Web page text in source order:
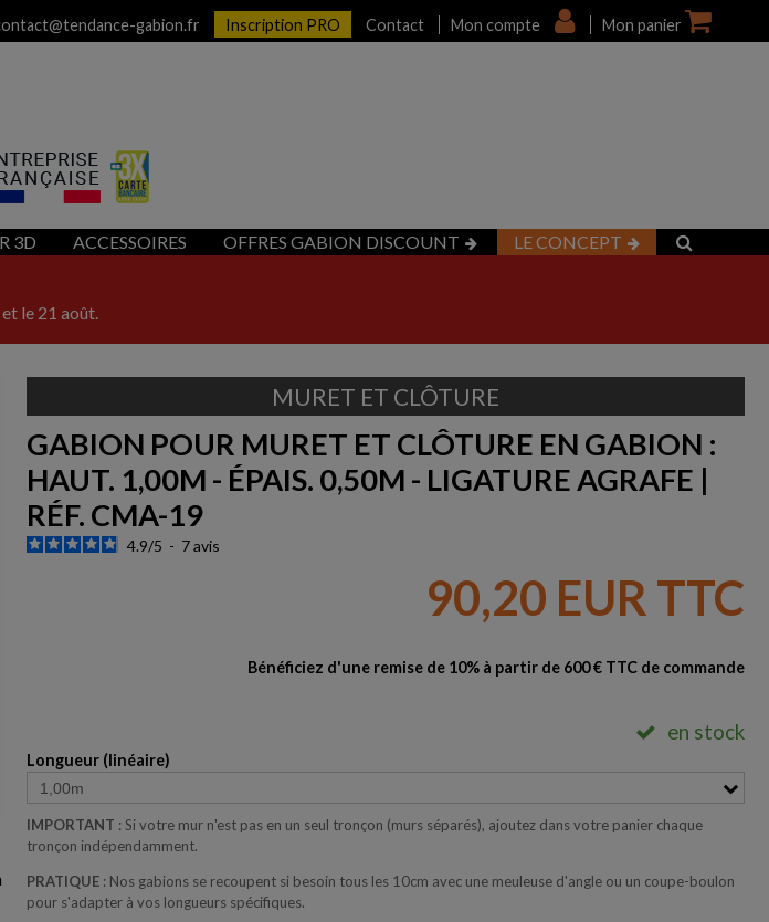
gabion.fr Inscription PRO Contact Mon compte Mon panier
3D ACCESSOIRES OFFRES GABION DISCOUNT LE CONCEPT
le 21 août.
MURET ET CLÔTURE
GABION POUR MURET ET CLÔTURE EN GABION :
HAUT. 1,00M - ÉPAIS. 0,50M - LIGATURE AGRAFE |
RÉF. CMA-19
4.9/5 - 7avis
90,20 EUR TTC
Bénéficiez d'une remise de 10% à partir de 600 € TTC de commande
en stock
Longueur (linéaire)
IMPORTANT : Si votre mur n'est pas en un seul tronçon (murs séparés), ajoutez dans votre panier chaque
tronçon indépendamment.
PRATIQUE : Nos gabions se recoupent si besoin tous les 10cm avec une meuleuse d'angle ou un coupe-boulon
pour s'adapter à vos longueurs spécifiques.